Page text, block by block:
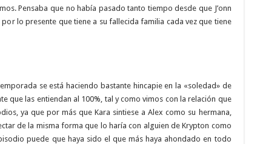
Pensaba que no había pasado tanto tiempo desde que J’onn
lo presente que tiene a su fallecida familia cada vez que tiene
se está haciendo bastante hincapie en la «soledad» de
que las entiendan al 100%, tal y como vimos con la relación que
ya que por más que Kara sintiese a Alex como su hermana,
de la misma forma que lo haría con alguien de Krypton como
puede que haya sido el que más haya ahondado en todo